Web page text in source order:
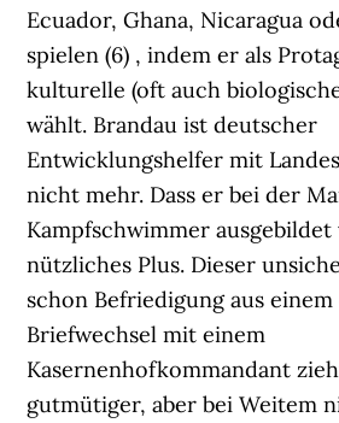
Ecuador, Ghana, Nicaragua
spielen (6) , indem er als
kulturelle (oft auch
wählt. Brandau ist deutscher
Entwicklungshelfer mit
nicht mehr. Dass er bei der
Kampfschwimmer
nützliches Plus. Dieser
schon Befriedigung aus
Briefwechsel mit einem
Kasernenhofkommandant
gutmütiger, aber bei Weitem